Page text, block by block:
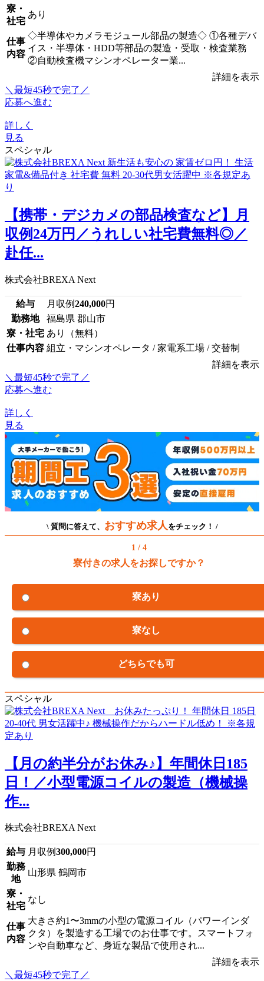
寮・
社宅
あり
仕事
内容
◇半導体やカメラモジュール部品の製造◇ ①各種デバ
イス・半導体・HDD等部品の製造・受取・検査業務
②自動検査機マシンオペレーター業...
詳細を表示
＼最短45秒で完了／
応募へ進む
詳しく
見る
スペシャル
【携帯・デジカメの部品検査など】月
収例24万円／うれしい社宅費無料◎／
赴任...
株式会社BREXA Next
給与 月収例240,000円
勤務地
福島県 郡山市
寮・社宅 あり（無料）
仕事内容 組立・マシンオペレータ / 家電系工場 / 交替制
詳細を表示
＼最短45秒で完了／
応募へ進む
詳しく
見る
\ 質問に答えて、 おすすめ求人 をチェック！ /
1 / 4
寮付きの求人をお探しですか？
寮あり
寮なし
どちらでも可
スペシャル
【月の約半分がお休み♪】年間休日185
日！／小型電源コイルの製造（機械操
作...
株式会社BREXA Next
給与 月収例300,000円
勤務
地
山形県 鶴岡市
寮・
社宅
なし
仕事
内容
大きさ約1〜3mmの小型の電源コイル（パワーインダ
クタ）を製造する工場でのお仕事です。スマートフォ
ンや自動車など、身近な製品で使用され...
詳細を表示
＼最短45秒で完了／